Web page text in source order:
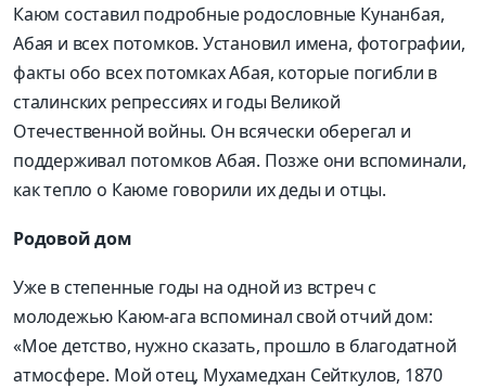
Каюм составил подробные родословные Кунанбая,
Абая и всех потомков. Установил имена, фотографии,
факты обо всех потомках Абая, которые погибли в
сталинских репрессиях и годы Великой
Отечественной войны. Он всячески оберегал и
поддерживал потомков Абая. Позже они вспоминали,
как тепло о Каюме говорили их деды и отцы.
Родовой дом
Уже в степенные годы на одной из встреч с
молодежью Каюм-ага вспоминал свой отчий дом:
«Мое детство, нужно сказать, прошло в благодатной
атмосфере. Мой отец, Мухамедхан Сейткулов, 1870